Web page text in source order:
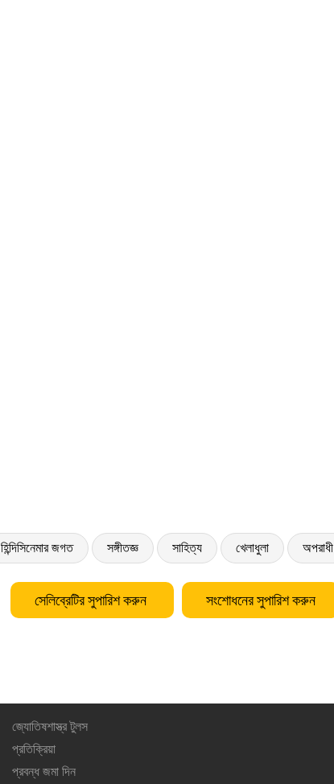
হিন্দিসিনেমার জগত সঙ্গীতজ্ঞ সাহিত্য খেলাধুলা অপরাধী
সেলিব্রেটির সুপারিশ করুন সংশোধনের সুপারিশ করুন
জ্যোতিষশাস্ত্র টুলস
প্রতিক্রিয়া
প্রবন্ধ জমা দিন